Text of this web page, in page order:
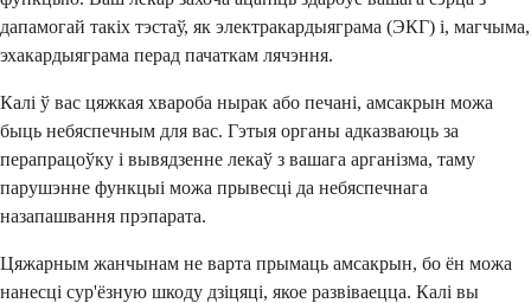
дапамогай такіх тэстаў, як электракардыяграма (ЭКГ) і, магчыма,
эхакардыяграма перад пачаткам лячэння.
Калі ў вас цяжкая хвароба нырак або печані, амсакрын можа
быць небяспечным для вас. Гэтыя органы адказваюць за
перапрацоўку і вывядзенне лекаў з вашага арганізма, таму
парушэнне функцыі можа прывесці да небяспечнага
назапашвання прэпарата.
Цяжарным жанчынам не варта прымаць амсакрын, бо ён можа
нанесці сур'ёзную шкоду дзіцяці, якое развіваецца. Калі вы